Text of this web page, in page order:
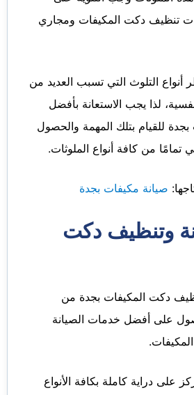
تنظيف دكت المكيفات ومجاري
التلوث التي تسبب العديد من
لذا يجب الاستعانة بأفضل
للقيام بتلك المهمة والحصول
من كافة أنواع الملوثات.
صيانة مكيفات بجدة
وتنظيف دكت
دكت المكيفات بجدة من
على أفضل خدمات الصيانة
على دراية كاملة بكافة الأنواع